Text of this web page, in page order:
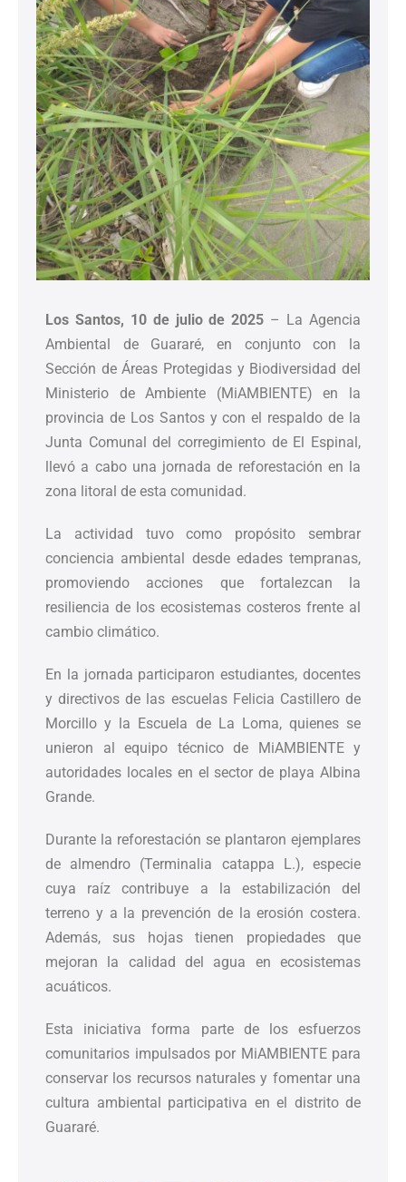
Los Santos, 10 de julio de 2025 – La Agencia
Ambiental de Guararé, en conjunto con la
Sección de Áreas Protegidas y Biodiversidad del
Ministerio de Ambiente (MiAMBIENTE) en la
provincia de Los Santos y con el respaldo de la
Junta Comunal del corregimiento de El Espinal,
llevó a cabo una jornada de reforestación en la
zona litoral de esta comunidad.
La actividad tuvo como propósito sembrar
conciencia ambiental desde edades tempranas,
promoviendo acciones que fortalezcan la
resiliencia de los ecosistemas costeros frente al
cambio climático.
En la jornada participaron estudiantes, docentes
y directivos de las escuelas Felicia Castillero de
Morcillo y la Escuela de La Loma, quienes se
unieron al equipo técnico de MiAMBIENTE y
autoridades locales en el sector de playa Albina
Grande.
Durante la reforestación se plantaron ejemplares
de almendro (Terminalia catappa L.), especie
cuya raíz contribuye a la estabilización del
terreno y a la prevención de la erosión costera.
Además, sus hojas tienen propiedades que
mejoran la calidad del agua en ecosistemas
acuáticos.
Esta iniciativa forma parte de los esfuerzos
comunitarios impulsados por MiAMBIENTE para
conservar los recursos naturales y fomentar una
cultura ambiental participativa en el distrito de
Guararé.